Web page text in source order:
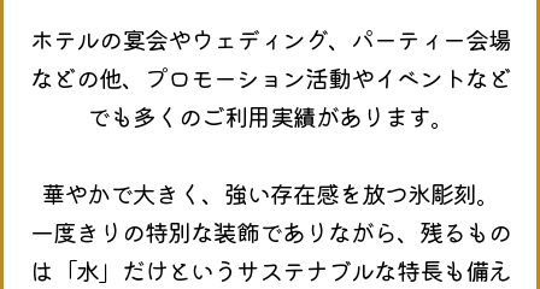
ホテルの宴会やウェディング、パーティー会場
などの他、プロモーション活動やイベントなど
でも多くのご利用実績があります。
華やかで大きく、強い存在感を放つ氷彫刻。
一度きりの特別な装飾でありながら、残るもの
は「水」だけというサステナブルな特長も備え